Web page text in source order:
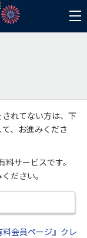
れてない方は、下
、お進みくださ
料サービスです。
ださい。
料会員ページ』クレ